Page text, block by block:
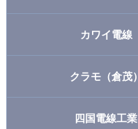
カワイ電線
クラモ（倉茂）
四国電線工業